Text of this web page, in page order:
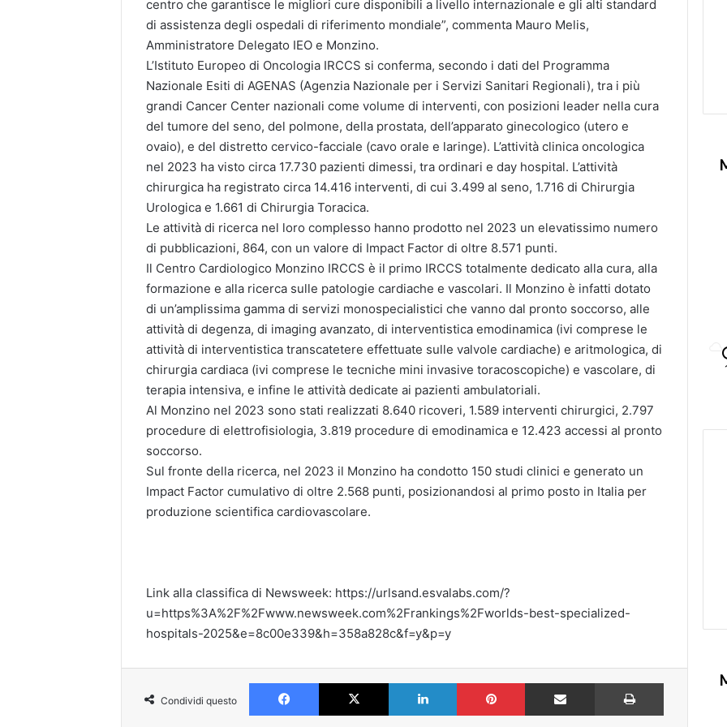
centro che garantisce le migliori cure disponibili a livello internazionale e gli alti standard
di assistenza degli ospedali di riferimento mondiale”, commenta Mauro Melis,
Amministratore Delegato IEO e Monzino.
L’Istituto Europeo di Oncologia IRCCS si conferma, secondo i dati del Programma
Nazionale Esiti di AGENAS (Agenzia Nazionale per i Servizi Sanitari Regionali), tra i più
grandi Cancer Center nazionali come volume di interventi, con posizioni leader nella cura
del tumore del seno, del polmone, della prostata, dell’apparato ginecologico (utero e
ovaio), e del distretto cervico-facciale (cavo orale e laringe). L’attività clinica oncologica
nel 2023 ha visto circa 17.730 pazienti dimessi, tra ordinari e day hospital. L’attività
chirurgica ha registrato circa 14.416 interventi, di cui 3.499 al seno, 1.716 di Chirurgia
Urologica e 1.661 di Chirurgia Toracica.
Le attività di ricerca nel loro complesso hanno prodotto nel 2023 un elevatissimo numero
di pubblicazioni, 864, con un valore di Impact Factor di oltre 8.571 punti.
Il Centro Cardiologico Monzino IRCCS è il primo IRCCS totalmente dedicato alla cura, alla
formazione e alla ricerca sulle patologie cardiache e vascolari. Il Monzino è infatti dotato
di un’amplissima gamma di servizi monospecialistici che vanno dal pronto soccorso, alle
attività di degenza, di imaging avanzato, di interventistica emodinamica (ivi comprese le
attività di interventistica transcatetere effettuate sulle valvole cardiache) e aritmologica, di
chirurgia cardiaca (ivi comprese le tecniche mini invasive toracoscopiche) e vascolare, di
terapia intensiva, e infine le attività dedicate ai pazienti ambulatoriali.
Al Monzino nel 2023 sono stati realizzati 8.640 ricoveri, 1.589 interventi chirurgici, 2.797
procedure di elettrofisiologia, 3.819 procedure di emodinamica e 12.423 accessi al pronto
soccorso.
Sul fronte della ricerca, nel 2023 il Monzino ha condotto 150 studi clinici e generato un
Impact Factor cumulativo di oltre 2.568 punti, posizionandosi al primo posto in Italia per
produzione scientifica cardiovascolare.
Link alla classifica di Newsweek: https://urlsand.esvalabs.com/?
u=https%3A%2F%2Fwww.newsweek.com%2Frankings%2Fworlds-best-specialized-
hospitals-2025&e=8c00e339&h=358a828c&f=y&p=y
Condividi questo
Facebook X LinkedIn Pinterest Partilhar via Email Imprimir